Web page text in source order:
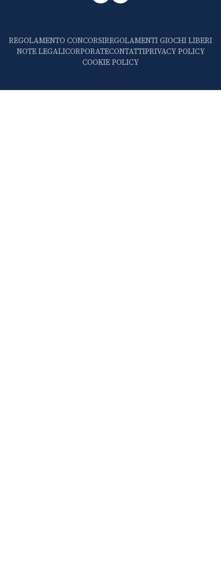
REGOLAMENTO CONCORSIREGOLAMENTI GIOCHI LIBERI
NOTE LEGALICORPORATECONTATTIPRIVACY POLICY
COOKIE POLICY